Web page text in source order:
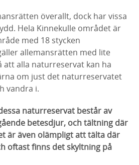
överallt, dock har vissa
Hela Kinnekulle området är
med 18 stycken
allemansrätten med lite
att alla naturreservat kan ha
om just det naturreservatet
vandra i.
naturreservat består av
betesdjur, och tältning där
är även olämpligt att tälta där
oftast finns det skyltning på